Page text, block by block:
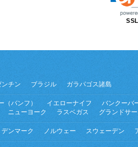
ンチン ブラジル ガラパゴス諸島
（バンフ） イエローナイフ バンクーバ
ニューヨーク ラスベガス グランドサ
デンマーク ノルウェー スウェーデン